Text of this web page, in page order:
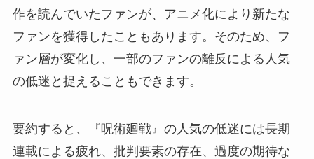
作を読んでいたファンが、アニメ化により新たな
ファンを獲得したこともあります。そのため、フ
ァン層が変化し、一部のファンの離反による人気
の低迷と捉えることもできます。
要約すると、『呪術廻戦』の人気の低迷には長期
連載による疲れ、批判要素の存在、過度の期待な